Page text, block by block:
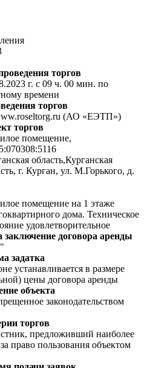
торгов
г. с 09 ч. 00 мин. по
времени
торгов
(АО «ЕЭТП»)
торгов
помещение,
область,Курганская
г. Курган, ул. М.Горького, д.
помещение на 1 этаже
дома. Техническое
удовлетворительное
договора аренды
задатка
устанавливается в размере
цены договора аренды
объекта
законодательством
торгов
предложивший наиболее
право пользования объектом